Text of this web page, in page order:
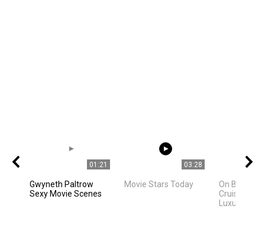
01:21
Gwyneth Paltrow
Sexy Movie Scenes
03:28
Movie Stars Today
On Board
Cruises
Luxurious